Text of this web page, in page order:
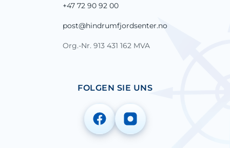
+47 72 90 92 00
post@hindrumfjordsenter.no
Org.-Nr. 913 431 162 MVA
FOLGEN SIE UNS